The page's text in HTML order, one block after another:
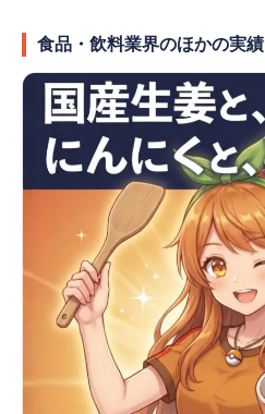
食品・飲料業界のほかの実績